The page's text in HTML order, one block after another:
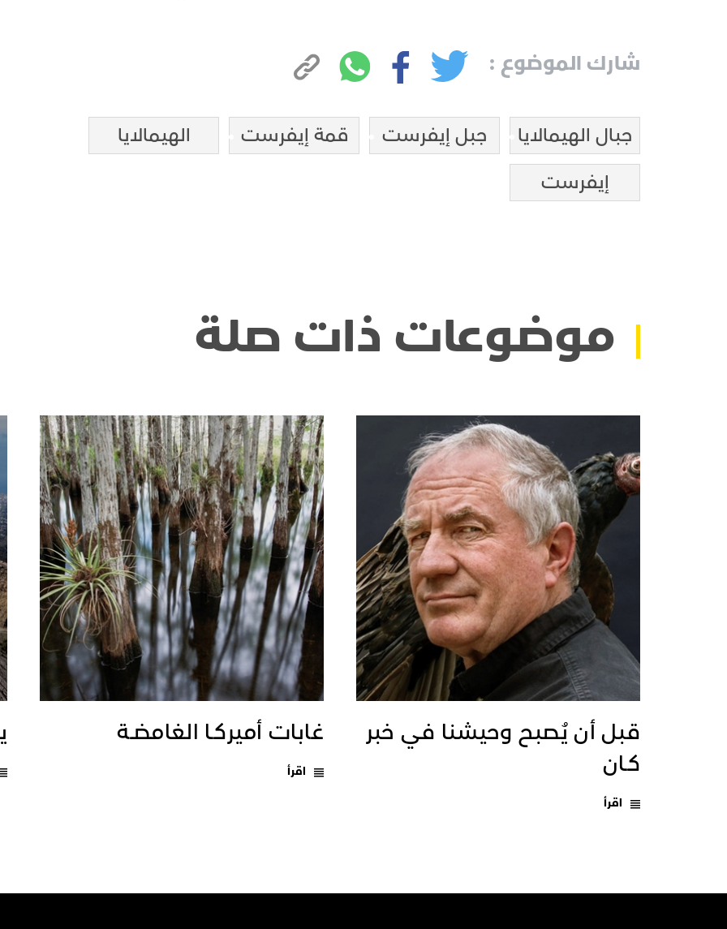
شارك الموضوع :
جبال الهيمالايا جبل إيفرست قمة إيفرست
الهيمالايا
إيفرست
موضوعات ذات صلة
قبل أن يُصبح وحيشنا في خبر
كـان
اقرأ
غابات أميركـا الغامضـة
اقرأ